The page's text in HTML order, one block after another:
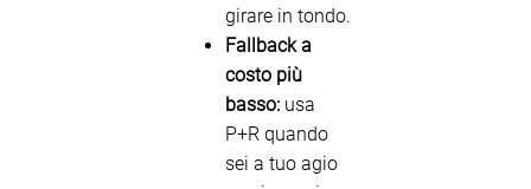
girare in tondo.
Fallback a
costo più
basso: usa
P+R quando
sei a tuo agio